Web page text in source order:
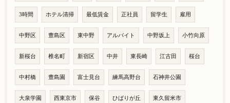
3時間 ホテル清掃 最低賃金 正社員 留学生 雇用
中野区 豊島区 東中野 アルバイト 中野坂上 小竹向原
新桜台 椎名町 新宿区 中井 東長崎 江古田 桜台
中村橋 豊島園 富士見台 練馬高野台 石神井公園
大泉学園 西東京市 保谷 ひばりが丘 東久留米市